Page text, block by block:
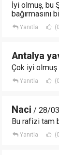
İyi olmuş, bu
bağırmasını
Yanıtla
Antalya
Çok iyi olmuş
Yanıtla
Naci / 28/
Bu rafizi tam
Yanıtla